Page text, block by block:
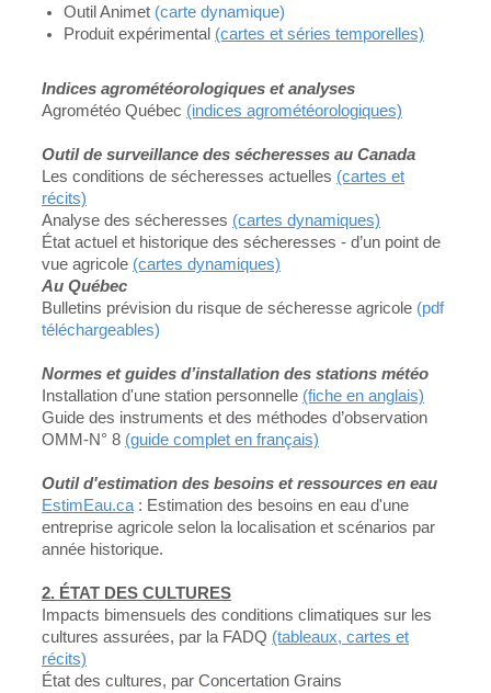
Outil Animet (carte dynamique)
Produit expérimental (cartes et séries temporelles)
Indices agrométéorologiques et analyses
Agrométéo Québec (indices agrométéorologiques)
Outil de surveillance des sécheresses au Canada
Les conditions de sécheresses actuelles (cartes et
récits)
Analyse des sécheresses (cartes dynamiques)
État actuel et historique des sécheresses - d’un point de
vue agricole (cartes dynamiques)
Au Québec
Bulletins prévision du risque de sécheresse agricole (pdf
téléchargeables)
Normes et guides d’installation des stations météo
Installation d'une station personnelle (fiche en anglais)
Guide des instruments et des méthodes d’observation
OMM-N° 8 (guide complet en français)
Outil d'estimation des besoins et ressources en eau
EstimEau.ca : Estimation des besoins en eau d'une
entreprise agricole selon la localisation et scénarios par
année historique.
2. ÉTAT DES CULTURES
Impacts bimensuels des conditions climatiques sur les
cultures assurées, par la FADQ (tableaux, cartes et
récits)
État des cultures, par Concertation Grains